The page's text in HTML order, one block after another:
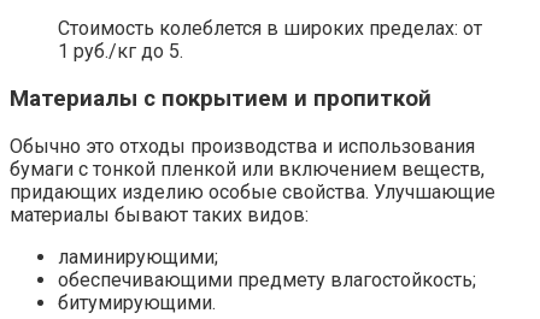
Стоимость колеблется в широких пределах: от
1 руб./кг до 5.
Материалы с покрытием и пропиткой
Обычно это отходы производства и использования
бумаги с тонкой пленкой или включением веществ,
придающих изделию особые свойства. Улучшающие
материалы бывают таких видов:
ламинирующими;
обеспечивающими предмету влагостойкость;
битумирующими.